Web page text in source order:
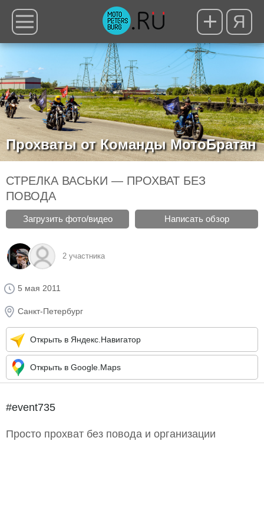
Я
Прохваты от Команды МотоБратан
СТРЕЛКА ВАСЬКИ — ПРОХВАТ БЕЗ
ПОВОДА
Загрузить фото/видео Написать обзор
2 участника
5 мая 2011
Санкт-Петербург
Открыть в Яндекс.Навигатор
Открыть в Google.Maps
#event735
Просто прохват без повода и организации